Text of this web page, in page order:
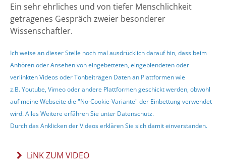
Ein sehr ehrliches und von tiefer Menschlichkeit
getragenes Gespräch zweier besonderer
Wissenschaftler.
Ich weise an dieser Stelle noch mal ausdrücklich darauf hin, dass beim
Anhören oder Ansehen von eingebetteten, eingeblendeten oder
verlinkten Videos oder Tonbeiträgen Daten an Plattformen wie
z.B. Youtube, Vimeo oder andere Plattformen geschickt werden, obwohl
auf meine Webseite die "No-Cookie-Variante" der Einbettung verwendet
wird. Alles Weitere erfähren Sie unter Datenschutz.
Durch das Anklicken der Videos erklären Sie sich damit einverstanden.
LiNK ZUM VIDEO